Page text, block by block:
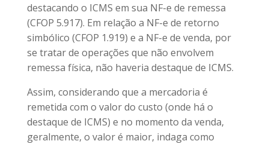
destacando o ICMS em sua NF-e de remessa
(CFOP 5.917). Em relação a NF-e de retorno
simbólico (CFOP 1.919) e a NF-e de venda, por
se tratar de operações que não envolvem
remessa física, não haveria destaque de ICMS.
Assim, considerando que a mercadoria é
remetida com o valor do custo (onde há o
destaque de ICMS) e no momento da venda,
geralmente, o valor é maior, indaga como